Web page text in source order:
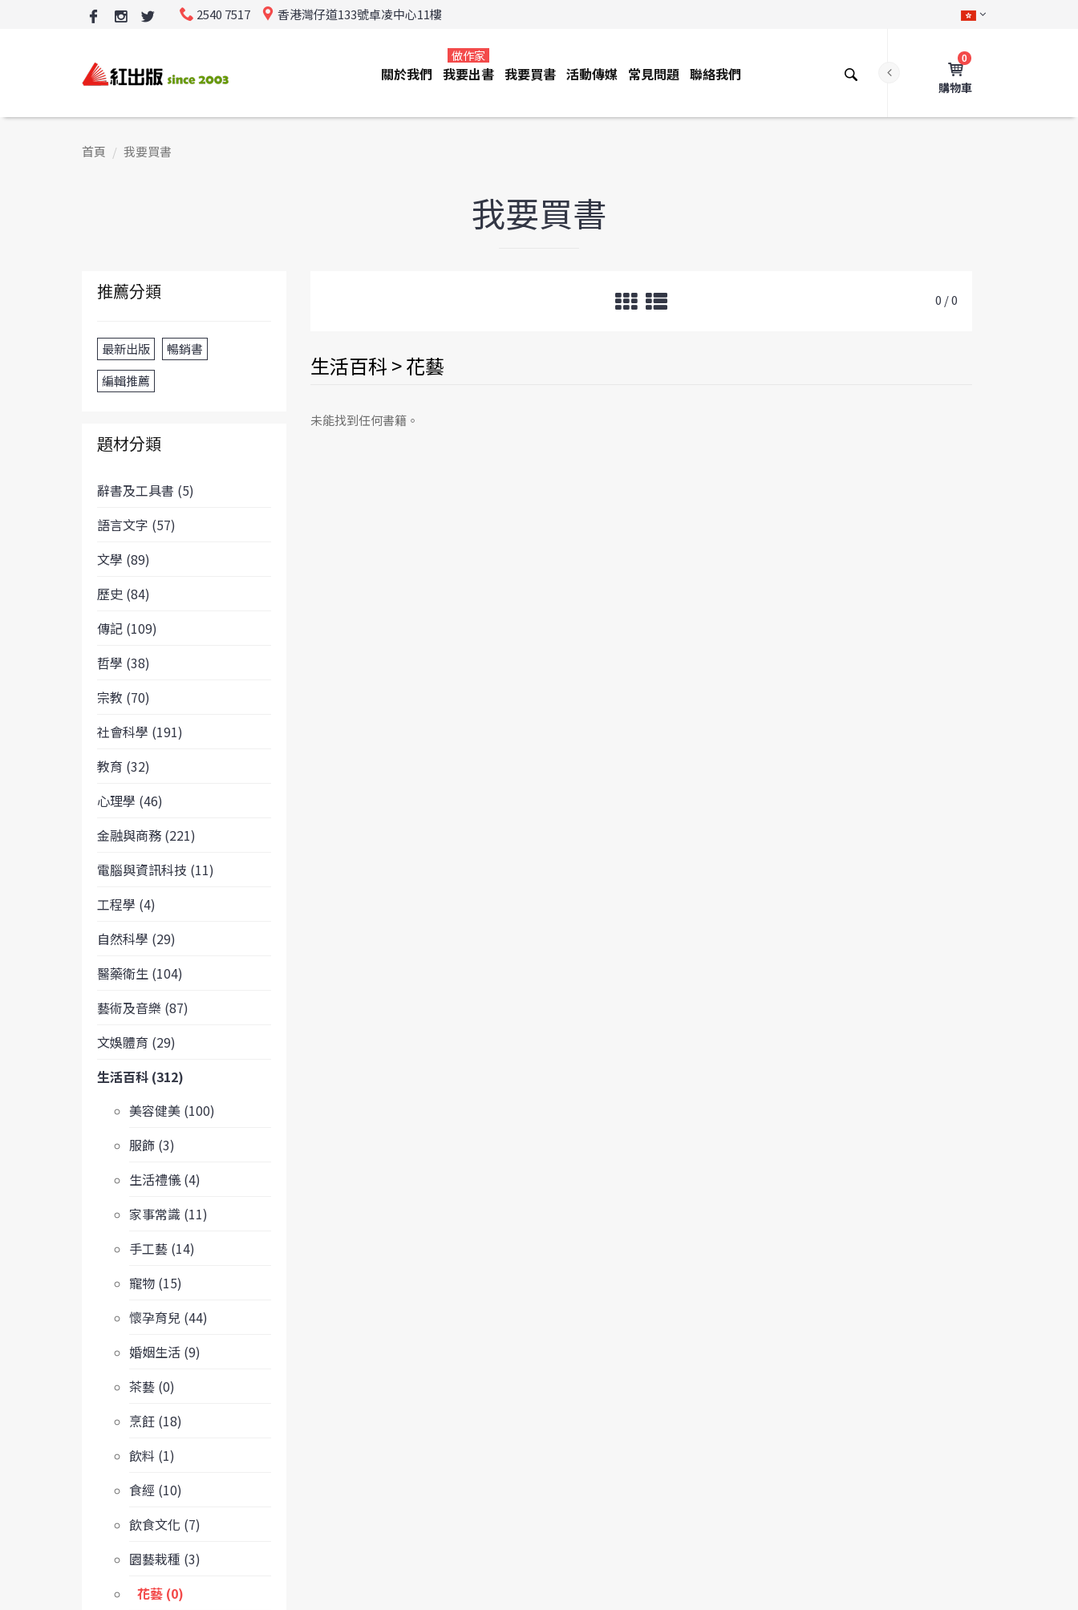
2540 7517 香港灣仔道133號卓凌中心11樓
0
購物車
關於我們 我要出書
做作家
我要買書 活動傳媒 常見問題 聯絡我們
首頁 我要買書
我要買書
推薦分類
最新出版
暢銷書
編輯推薦
題材分類
辭書及工具書 (5)
語言文字 (57)
文學 (89)
歷史 (84)
傳記 (109)
哲學 (38)
宗教 (70)
社會科學 (191)
教育 (32)
心理學 (46)
金融與商務 (221)
電腦與資訊科技 (11)
工程學 (4)
自然科學 (29)
醫藥衛生 (104)
藝術及音樂 (87)
文娛體育 (29)
生活百科 (312)
美容健美 (100)
服飾 (3)
生活禮儀 (4)
家事常識 (11)
手工藝 (14)
寵物 (15)
懷孕育兒 (44)
婚姻生活 (9)
茶藝 (0)
烹飪 (18)
飲料 (1)
食經 (10)
飲食文化 (7)
園藝栽種 (3)
花藝 (0)
0 / 0
生活百科 > 花藝
未能找到任何書籍。